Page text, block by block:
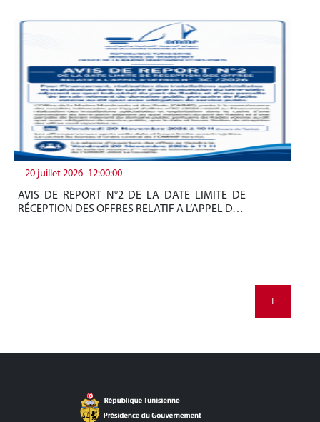
20 juillet 2026 -12:00:00
AVIS DE REPORT N°2 DE LA DATE LIMITE DE
RÉCEPTION DES OFFRES RELATIF A L’APPEL D…
+